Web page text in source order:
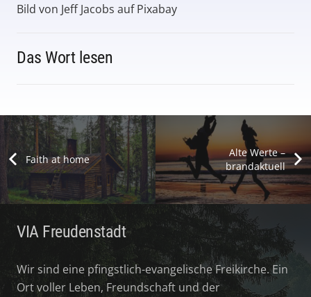
Bild von Jeff Jacobs auf Pixabay
Das Wort lesen
Faith at home
Alte Werte –
brandaktuell
VIA Freudenstadt
Wir sind eine pfingstlich-evangelische Freikirche. Ein
Ort voller Leben, Freundschaft und der